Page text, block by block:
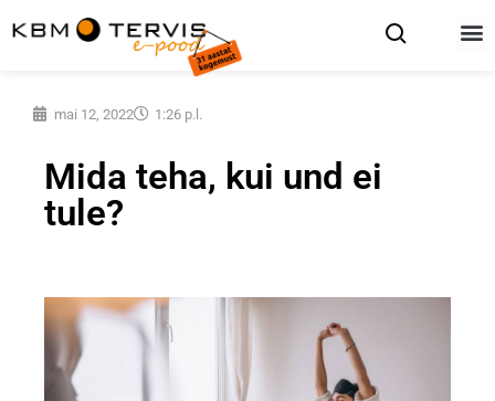
mai 12, 2022 1:26 p.l.
Mida teha, kui und ei
tule?